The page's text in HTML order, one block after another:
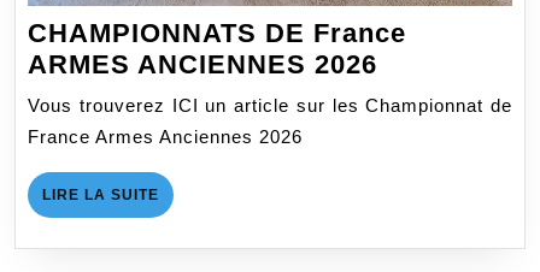
CHAMPIONNATS DE France
ARMES ANCIENNES 2026
DE
France
Vous trouverez ICI un article sur les Championnat de
France Armes Anciennes 2026
LIRE LA SUITE LIRE
LA